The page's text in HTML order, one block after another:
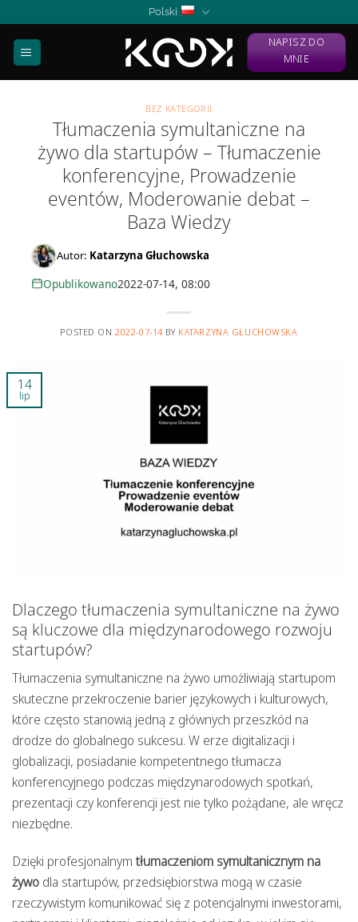
content
Polski
NAPISZ DO
MNIE
BEZ KATEGORII
Tłumaczenia symultaniczne na
żywo dla startupów – Tłumaczenie
konferencyjne, Prowadzenie
eventów, Moderowanie debat –
Baza Wiedzy
Autor: Katarzyna Głuchowska
Opublikowano2022-07-14, 08:00
POSTED ON2022-07-14 BY KATARZYNA GŁUCHOWSKA
14
lip
Dlaczego tłumaczenia symultaniczne na żywo
są kluczowe dla międzynarodowego rozwoju
startupów?
Tłumaczenia symultaniczne na żywo umożliwiają startupom
skuteczne przekroczenie barier językowych i kulturowych,
które często stanowią jedną z głównych przeszkód na
drodze do globalnego sukcesu. W erze digitalizacji i
globalizacji, posiadanie kompetentnego tłumacza
konferencyjnego podczas międzynarodowych spotkań,
prezentacji czy konferencji jest nie tylko pożądane, ale wręcz
niezbędne.
Dzięki profesjonalnymtłumaczeniom symultanicznym na
żywo dla startupów, przedsiębiorstwa mogą w czasie
rzeczywistym komunikować się z potencjalnymi inwestorami,